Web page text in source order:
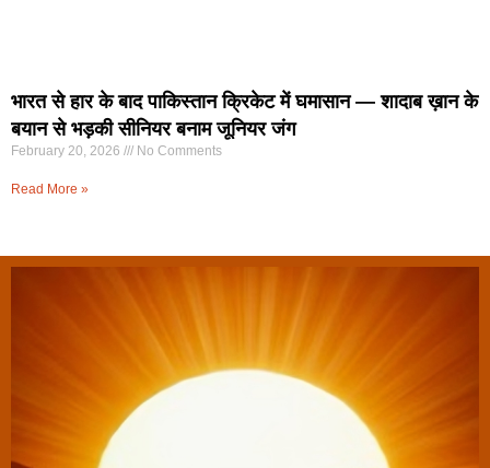
भारत से हार के बाद पाकिस्तान क्रिकेट में घमासान — शादाब ख़ान के
बयान से भड़की सीनियर बनाम जूनियर जंग
February 20, 2026 No Comments
Read More »